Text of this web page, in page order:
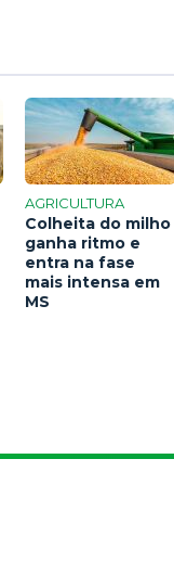
AGRICULTURA
Colheita do milho
ganha ritmo e
entra na fase
mais intensa em
MS